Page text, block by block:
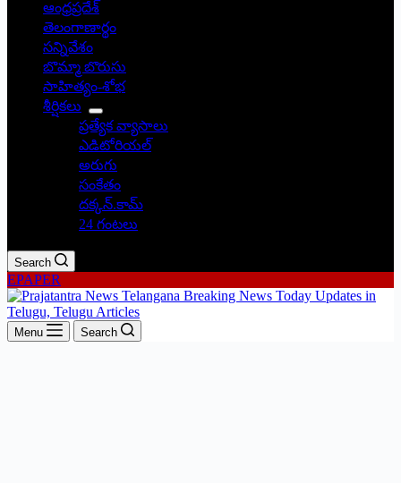
ఆంధ్రప్రదేశ్
తెలంగాణార్థం
సన్నివేశం
బొమ్మా బొరుసు
సాహిత్యం-శోభ
శీర్షికలు
ప్రత్యేక వ్యాసాలు
ఎడిటోరియల్
అరుగు
సంకేతం
దక్కన్.కామ్
24 గంటలు
Search
EPAPER
Menu Search